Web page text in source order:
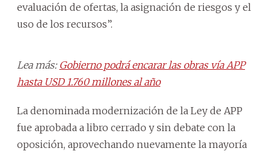
evaluación de ofertas, la asignación de riesgos y el
uso de los recursos”.
Lea más: Gobierno podrá encarar las obras vía APP
hasta USD 1.760 millones al año
La denominada modernización de la Ley de APP
fue aprobada a libro cerrado y sin debate con la
oposición, aprovechando nuevamente la mayoría